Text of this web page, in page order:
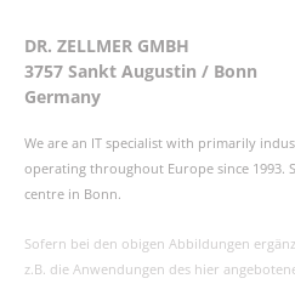
DR. ZELLMER GMBH
3757 Sankt Augustin / Bonn
Germany
We are an IT specialist with primarily
operating throughout Europe since 1993.
centre in Bonn.
Sofern bei den obigen Abbildungen
z.B. die Anwendungen des hier